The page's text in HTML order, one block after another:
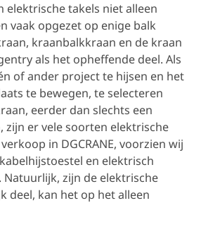
elektrische takels niet alleen
vaak opgezet op enige balk
kraanbalkkraan en de kraan
als het opheffende deel. Als
of ander project te hijsen en het
te bewegen, te selecteren
eerder dan slechts een
zijn er vele soorten elektrische
in DGCRANE, voorzien wij
en elektrisch
zijn de elektrische
deel, kan het op het alleen